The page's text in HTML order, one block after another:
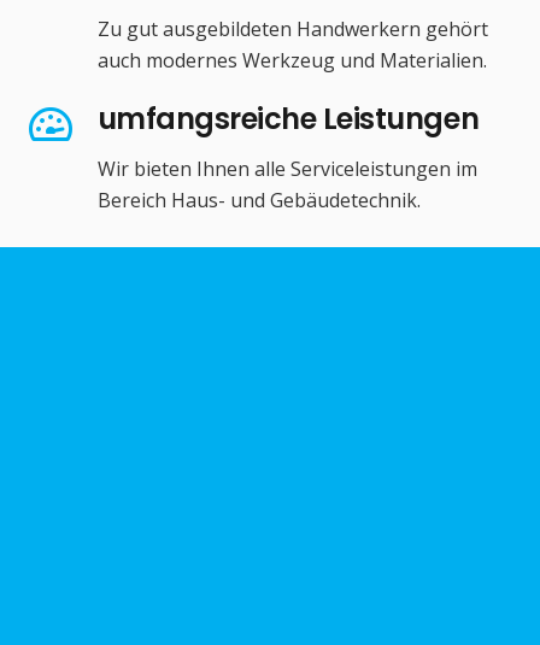
Zu gut ausgebildeten Handwerkern gehört
auch modernes Werkzeug und Materialien.
umfangsreiche Leistungen
Wir bieten Ihnen alle Serviceleistungen im
Bereich Haus- und Gebäudetechnik.